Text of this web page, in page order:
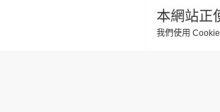
本網站正
我們使用